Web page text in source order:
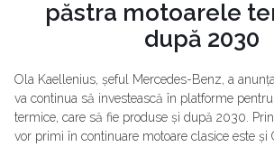
păstra motoarele
după 2030
Ola Kaellenius, șeful Mercedes-Benz, a
va continua să investească în platforme
termice, care să fie produse și după 2030.
vor primi în continuare motoare clasice este și